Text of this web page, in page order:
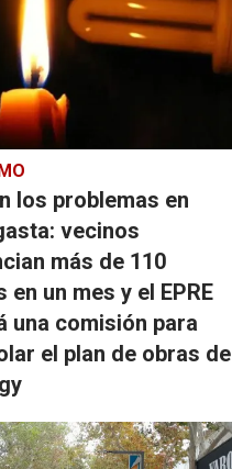
los problemas en
vecinos
más de 110
en un mes y el EPRE
una comisión para
el plan de obras de